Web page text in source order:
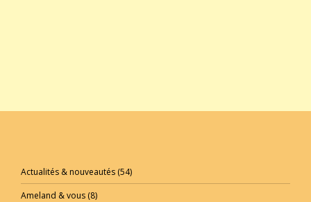
Actualités & nouveautés (54)
Ameland & vous (8)